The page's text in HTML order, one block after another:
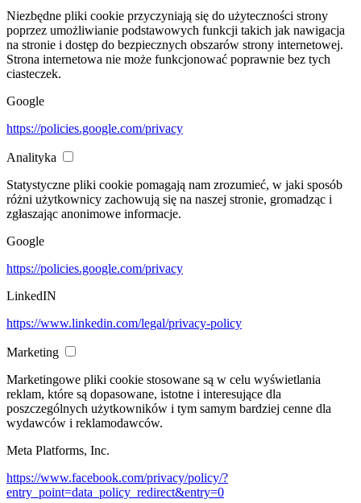
Niezbędne pliki cookie przyczyniają się do użyteczności strony
poprzez umożliwianie podstawowych funkcji takich jak nawigacja
na stronie i dostęp do bezpiecznych obszarów strony internetowej.
Strona internetowa nie może funkcjonować poprawnie bez tych
ciasteczek.
Google
https://policies.google.com/privacy
Analityka
Statystyczne pliki cookie pomagają nam zrozumieć, w jaki sposób
różni użytkownicy zachowują się na naszej stronie, gromadząc i
zgłaszając anonimowe informacje.
Google
https://policies.google.com/privacy
LinkedIN
https://www.linkedin.com/legal/privacy-policy
Marketing
Marketingowe pliki cookie stosowane są w celu wyświetlania
reklam, które są dopasowane, istotne i interesujące dla
poszczególnych użytkowników i tym samym bardziej cenne dla
wydawców i reklamodawców.
Meta Platforms, Inc.
https://www.facebook.com/privacy/policy/?
entry_point=data_policy_redirect&entry=0